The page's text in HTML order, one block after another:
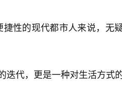
性的现代都市人来说，无
迭代，更是一种对生活方式